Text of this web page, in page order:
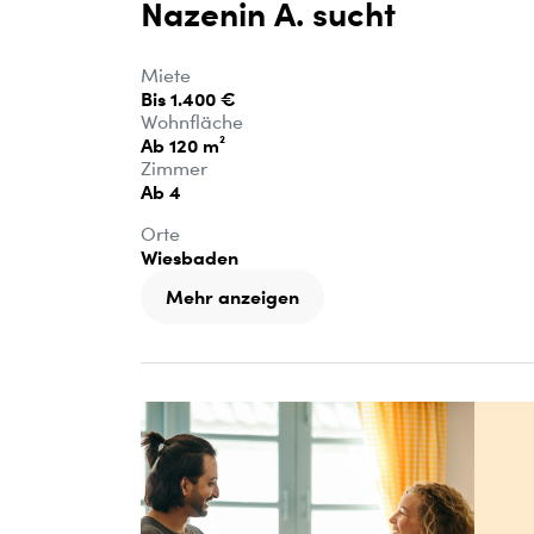
Nazenin A. sucht
Miete
Bis 1.400 €
Wohnfläche
Ab 120 m²
Zimmer
Ab 4
Orte
Wiesbaden
Mehr anzeigen